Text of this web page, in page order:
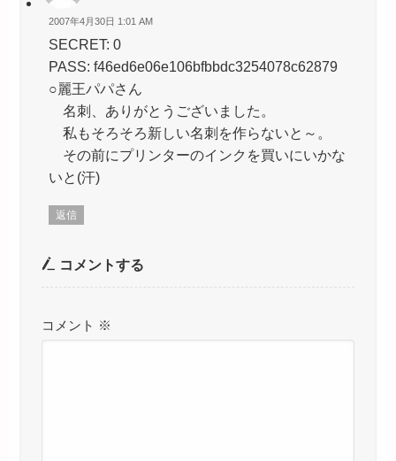
2007年4月30日 1:01 AM
SECRET: 0
PASS: f46ed6e06e106bfbbdc3254078c62879
○麗王パパさん
名刺、ありがとうございました。
私もそろそろ新しい名刺を作らないと～。
その前にプリンターのインクを買いにいかな
いと(汗)
返信
コメントする
コメント ※